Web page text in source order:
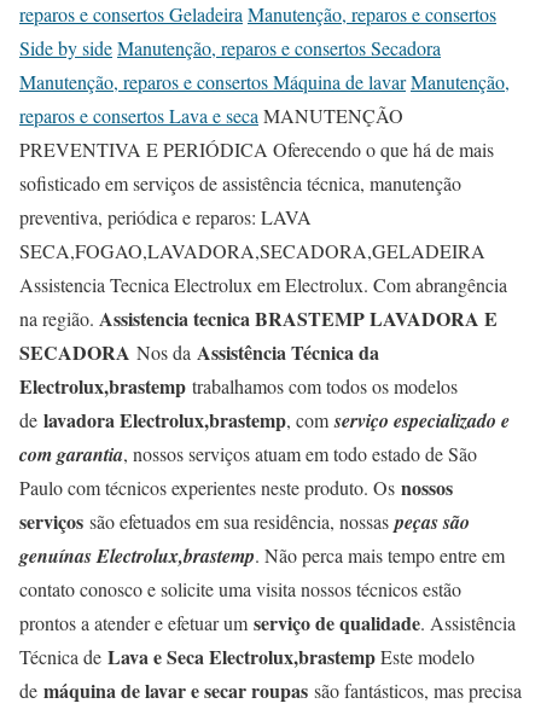
reparos e consertos GeladeiraManutenção, reparos e consertos
Side by sideManutenção, reparos e consertos Secadora
Manutenção, reparos e consertos Máquina de lavarManutenção,
reparos e consertos Lava e secaMANUTENÇÃO
PREVENTIVA E PERIÓDICA Oferecendo o que há de mais
sofisticado em serviços de assistência técnica, manutenção
preventiva, periódica e reparos: LAVA
SECA,FOGAO,LAVADORA,SECADORA,GELADEIRA
Assistencia Tecnica Electrolux em Electrolux. Com abrangência
na região. Assistencia tecnica BRASTEMP LAVADORA E
SECADORA Nos da Assistência Técnica da
Electrolux,brastemp trabalhamos com todos os modelos
de lavadora Electrolux,brastemp, comserviço especializado e
com garantia, nossos serviços atuam em todo estado de São
Paulo com técnicos experientes neste produto. Os nossos
serviços são efetuados em sua residência, nossaspeças são
genuínas Electrolux,brastemp. Não perca mais tempo entre em
contato conosco e solicite uma visita nossos técnicos estão
prontos a atender e efetuar um serviço de qualidade. Assistência
Técnica de Lava e Seca Electrolux,brastempEste modelo
de máquina de lavar e secar roupas são fantásticos, mas precisa